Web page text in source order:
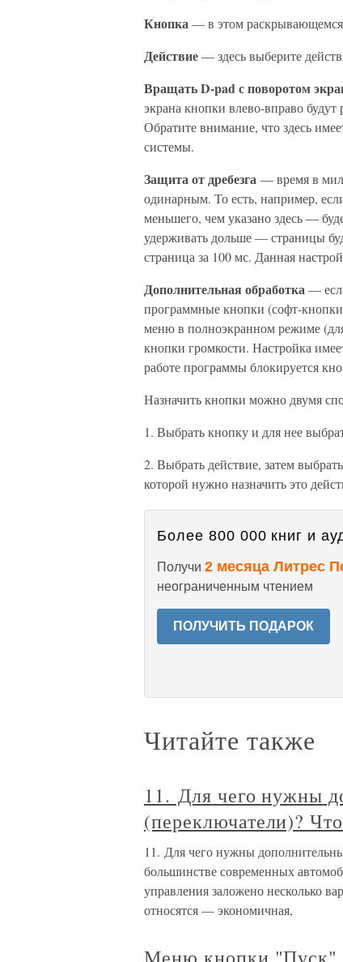
Кнопка— в этом
Действие— здесь выберите
Вращать D-pad с поворотом
экрана кнопки влево-вправо
Обратите внимание, что здесь
системы.
Защита от дребезга — время в
одинарным. То есть, например,
меньшего, чем указано здесь —
удерживать дольше — страницы
страница за 100 мс. Данная
Дополнительная обработка—
программные кнопки (софт-
меню в полноэкранном режиме
кнопки громкости. Настройка
работе программы блокируется
Назначить кнопки можно двумя
1. Выбрать кнопку и для нее
2. Выбрать действие, затем выбрать
которой нужно назначить это
Более 800 000 книг и
Получи 2 месяца Литрес
неограниченным чтением
ПОЛУЧИТЬ ПОДАРОК
Читайте также
11. Для чего нужны
(переключатели)?
11. Для чего нужны
большинстве современных
управления заложено несколько
относятся — экономичная,